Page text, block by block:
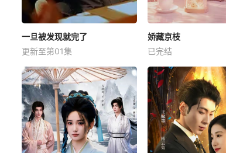
一旦被发现就完了
更新至第01集
娇藏京枝
已完结